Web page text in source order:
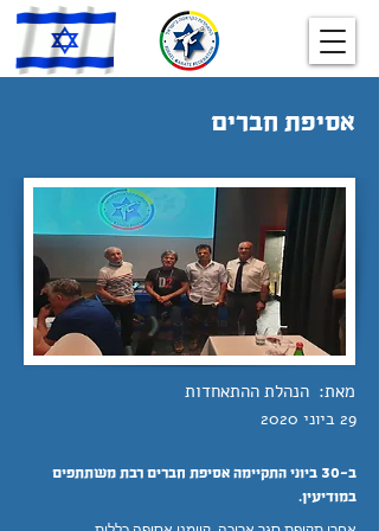
אסיפת חברים
הנהלת ההתאחדות מאת:
29 ביוני 2020
ב-30 ביוני התקיימה אסיפת חברים רבת משתתפים
במודיעין.